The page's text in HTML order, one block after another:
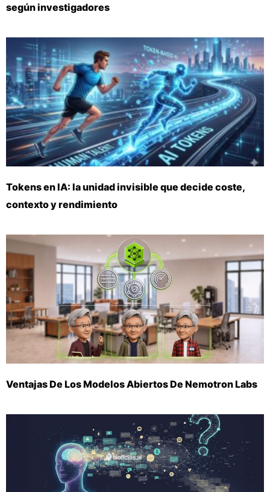
según investigadores
Tokens en IA: la unidad invisible que decide coste,
contexto y rendimiento
Ventajas De Los Modelos Abiertos De Nemotron Labs